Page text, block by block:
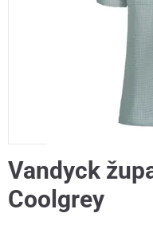
Vandyck
Coolgrey